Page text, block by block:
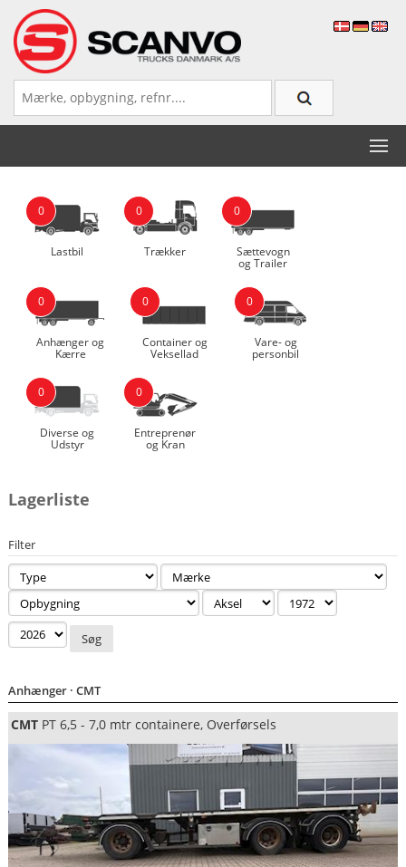
0
Lastbil
0
Trækker
0
Sættevogn
og Trailer
0
Anhænger og
Kærre
0
Container og
Veksellad
0
Vare- og
personbil
0
Diverse og
Udstyr
0
Entreprenør
og Kran
Lagerliste
Filter
Søg
Anhænger· CMT
CMTPT 6,5 - 7,0 mtr containere, Overførsels